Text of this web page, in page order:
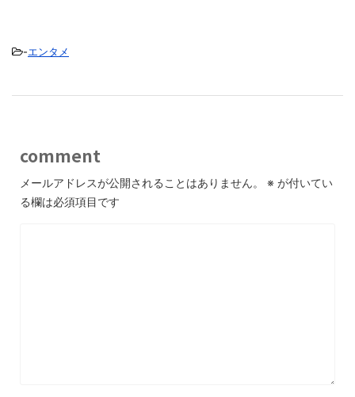
-エンタメ
comment
メールアドレスが公開されることはありません。 ※ が付いてい
る欄は必須項目です